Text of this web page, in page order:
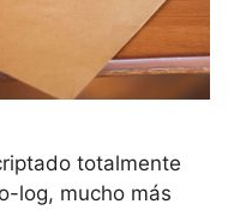
totalmente
log, mucho más